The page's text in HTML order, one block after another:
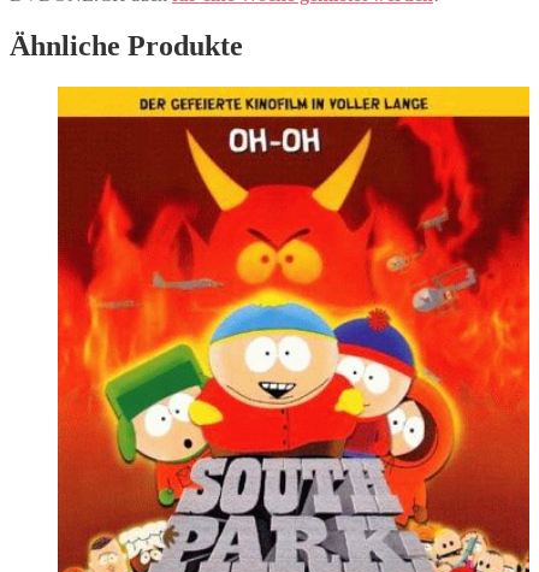
Ähnliche Produkte